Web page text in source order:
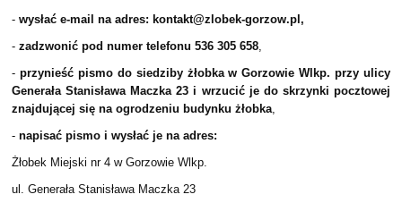
-wysłać e-mail na adres: kontakt@zlobek-gorzow.pl,
-zadzwonić pod numer telefonu 536 305 658
-przynieść pismo do siedziby żłobka w Gorzowie Wlkp. przy ulicy
Generała Stanisława Maczka 23 i wrzucić je do skrzynki pocztowej
znajdującej się na ogrodzeniu budynku żłobka
- napisać pismo i wysłać je na adres:
Żłobek Miejski nr 4 w Gorzowie Wlkp.
ul. Generała Stanisława Maczka 23